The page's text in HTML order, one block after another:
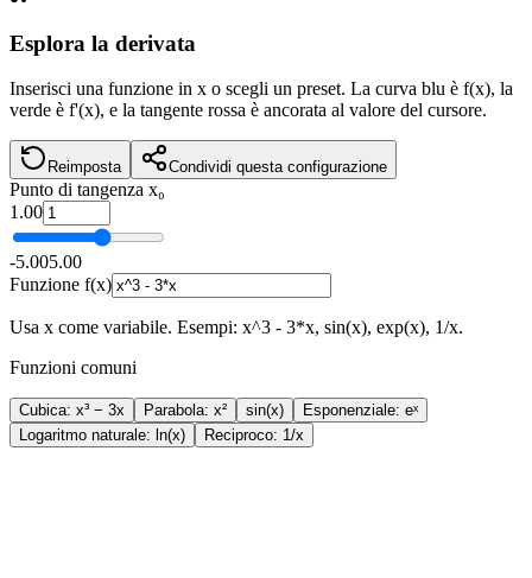
Esplora la derivata
Inserisci una funzione in x o scegli un preset. La curva blu è f(x), la
verde è f'(x), e la tangente rossa è ancorata al valore del cursore.
Reimposta Condividi questa configurazione
Punto di tangenza x₀
1.00
-5.005.00
Funzione f(x)
Usa x come variabile. Esempi: x^3 - 3*x, sin(x), exp(x), 1/x.
Funzioni comuni
Cubica: x³ − 3x Parabola: x² sin(x)
Esponenziale: eˣ
Logaritmo naturale: ln(x)
Reciproco: 1/x